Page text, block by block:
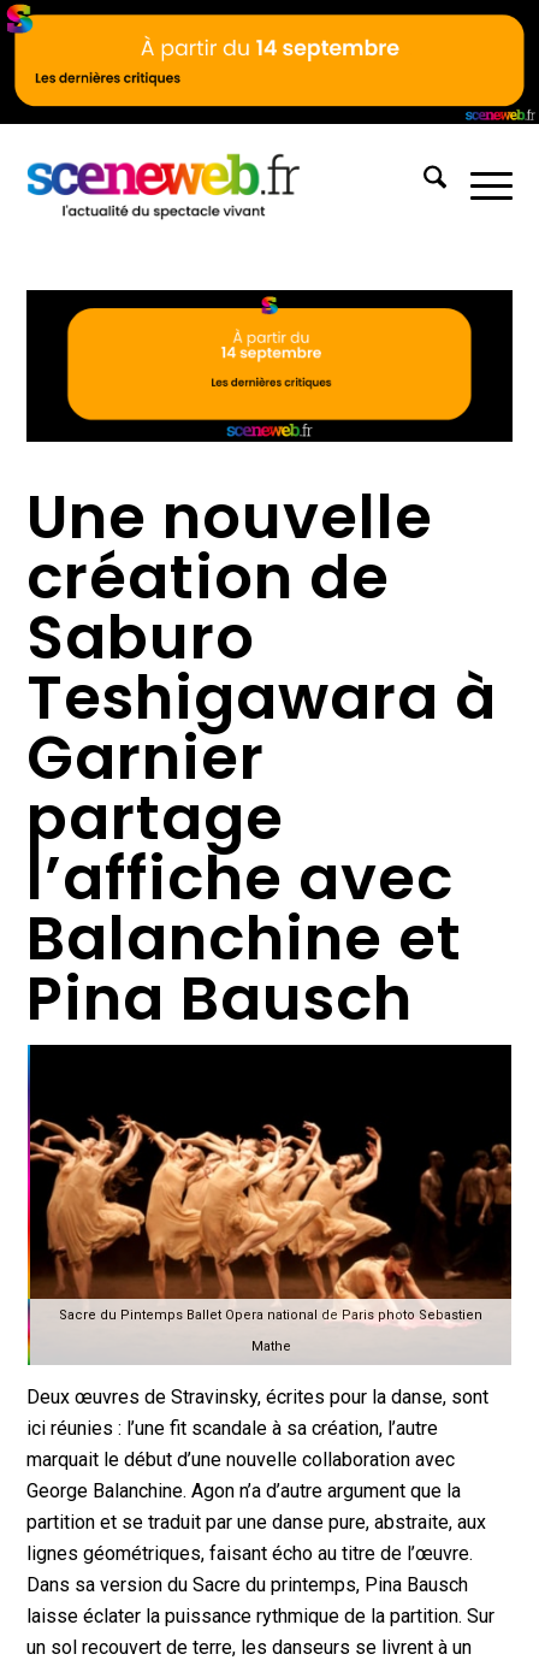
Une nouvelle
création de
Saburo
Teshigawara à
Garnier
partage
l’affiche avec
Balanchine et
Pina Bausch
Sacre du Pintemps Ballet Opera national de Paris photo Sebastien
Mathe
Deux œuvres de Stravinsky, écrites pour la danse, sont
ici réunies : l’une fit scandale à sa création, l’autre
marquait le début d’une nouvelle collaboration avec
George Balanchine. Agon n’a d’autre argument que la
partition et se traduit par une danse pure, abstraite, aux
lignes géométriques, faisant écho au titre de l’œuvre.
Dans sa version du Sacre du printemps, Pina Bausch
laisse éclater la puissance rythmique de la partition. Sur
un sol recouvert de terre, les danseurs se livrent à un